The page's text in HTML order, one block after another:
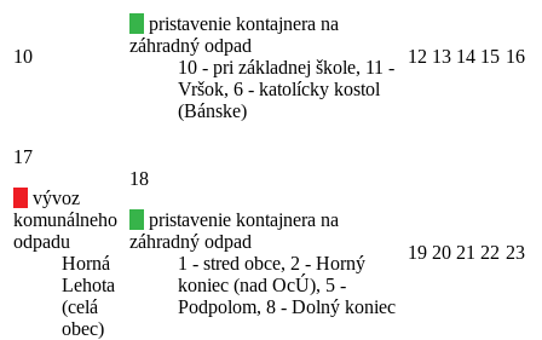
10
pristavenie kontajnera na
záhradný odpad
10 - pri základnej škole, 11 -
Vršok, 6 - katolícky kostol
(Bánske)
12 13 14 15 16
17
vývoz
komunálneho
odpadu
Horná
Lehota
(celá
obec)
18
pristavenie kontajnera na
záhradný odpad
1 - stred obce, 2 - Horný
koniec (nad OcÚ), 5 -
Podpolom, 8 - Dolný koniec
19 20 21 22 23